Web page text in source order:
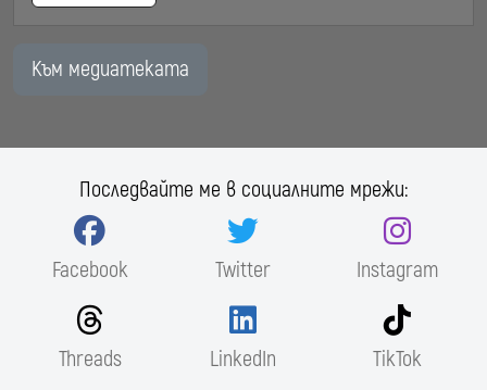
Към медиатеката
Последвайте ме в социалните мрежи:
Facebook Twitter Instagram
Threads LinkedIn TikTok